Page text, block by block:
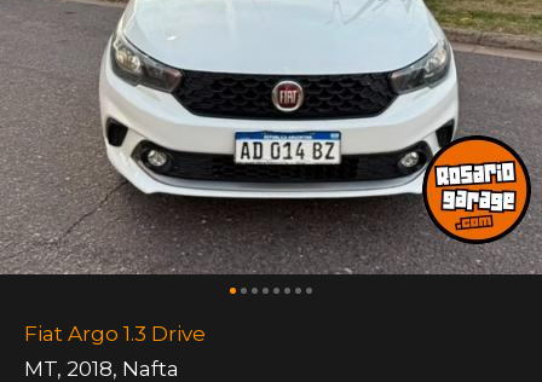
Fiat Argo 1.3 Drive
MT, 2018, Nafta